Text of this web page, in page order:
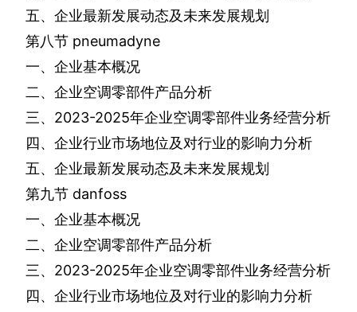
五、企业最新发展动态及未来发展规划
第八节 pneumadyne
一、企业基本概况
二、企业空调零部件产品分析
三、 2023-2025年企业空调零部件业务经营分析
四、企业行业市场地位及对行业的影响力分析
五、企业最新发展动态及未来发展规划
第九节 danfoss
一、企业基本概况
二、企业空调零部件产品分析
三、 2023-2025年企业空调零部件业务经营分析
四、企业行业市场地位及对行业的影响力分析